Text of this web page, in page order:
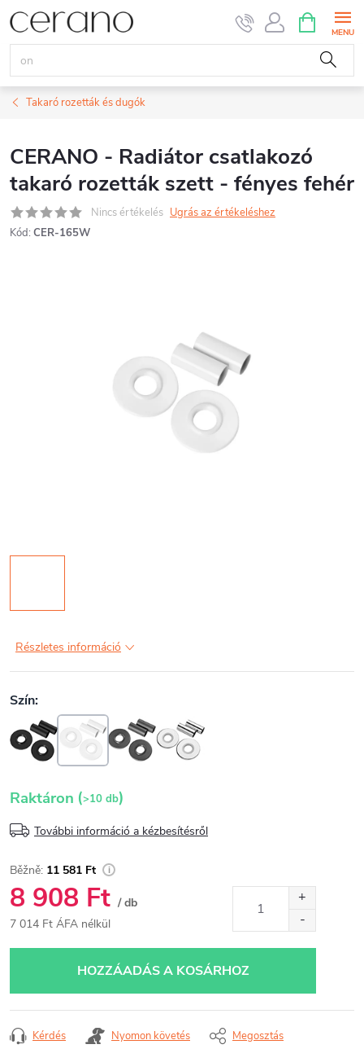
Ugrás
KOSÁR
Takaró rozetták és dugók
CERANO - Radiátor csatlakozó
takaró rozetták szett - fényes fehér
Nincs értékelés Ugrás az értékeléshez
Kód: CER-165W
Részletes információ
Raktáron (>10 db)
További információ a kézbesítésről
11 581 Ft
8 908 Ft / db
7 014 Ft ÁFA nélkül
HOZZÁADÁS A KOSÁRHOZ
Kérdés Nyomon követés Megosztás